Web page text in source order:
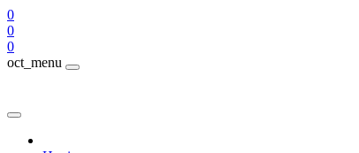
0
0
0
oct_menu